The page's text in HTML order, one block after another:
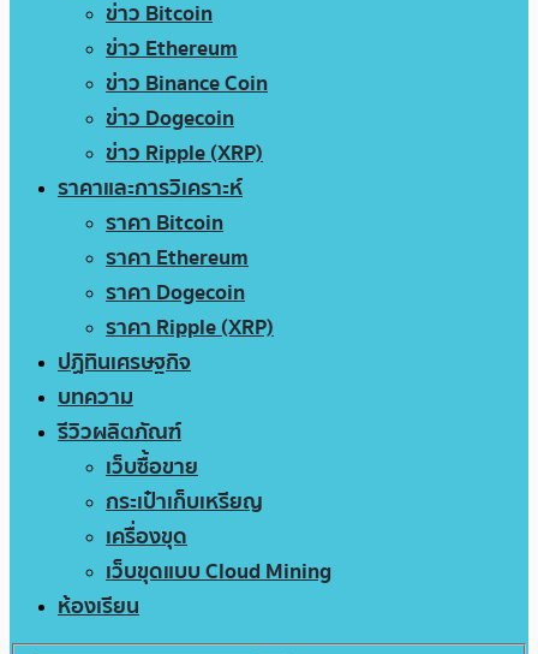
ข่าว Bitcoin
ข่าว Ethereum
ข่าว Binance Coin
ข่าว Dogecoin
ข่าว Ripple (XRP)
ราคาและการวิเคราะห์
ราคา Bitcoin
ราคา Ethereum
ราคา Dogecoin
ราคา Ripple (XRP)
ปฏิทินเศรษฐกิจ
บทความ
รีวิวผลิตภัณฑ์
เว็บซื้อขาย
กระเป๋าเก็บเหรียญ
เครื่องขุด
เว็บขุดแบบ Cloud Mining
ห้องเรียน